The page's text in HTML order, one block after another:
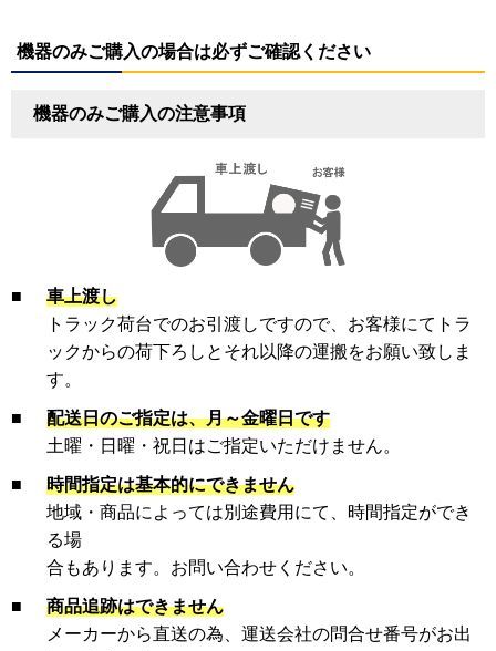
機器のみご購入の場合は必ずご確認ください
機器のみご購入の注意事項
■
車上渡し
トラック荷台でのお引渡しですので、お客様にてトラ
ックからの荷下ろしとそれ以降の運搬をお願い致しま
す。
■
配送日のご指定は、月～金曜日です
土曜・日曜・祝日はご指定いただけません。
■
時間指定は基本的にできません
地域・商品によっては別途費用にて、時間指定ができ
る場
合もあります。お問い合わせください。
■
商品追跡はできません
メーカーから直送の為、運送会社の問合せ番号がお出